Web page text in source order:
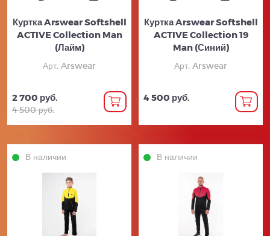
Куртка Arswear Softshell
ACTIVE Collection Man
(Лайм)
Арт. Arswear
2 700 руб.
4 500 руб.
Куртка Arswear Softshell
ACTIVE Collection 19
Man (Синий)
Арт. Arswear
4 500 руб.
В наличии В наличии